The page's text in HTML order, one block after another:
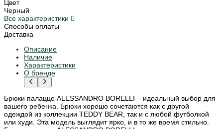
Цвет
Черный
Все характеристики
Способы оплаты
Доставка
Описание
Наличие
Характеристики
О бренде
Брюки палаццо ALESSANDRO BORELLI – идеальный выбор для
вашего ребенка. Брюки хорошо сочетаются как с другой
одеждой из коллекции TEDDY BEAR, так и с любой футболкой
или худи. Эта модель выглядит ярко, и в то же время стильно.